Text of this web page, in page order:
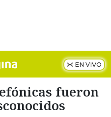
EN VIVO
fueron